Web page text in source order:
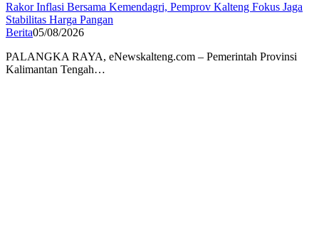
Rakor Inflasi Bersama Kemendagri, Pemprov Kalteng Fokus Jaga
Stabilitas Harga Pangan
Berita05/08/2026
PALANGKA RAYA, eNewskalteng.com – Pemerintah Provinsi
Kalimantan Tengah…